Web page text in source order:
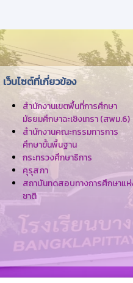
เว็บไซต์ที่เกี่ยวข้อง
สำนักงานเขตพื้นที่การศึกษา
มัธยมศึกษาฉะเชิงเทรา (สพม.6)
สำนักงานคณะกรรมการการ
ศึกษาขั้นพื้นฐาน
กระทรวงศึกษาธิการ
คุรุสภา
สถาบันทดสอบทางการศึกษาแ
ชาติ